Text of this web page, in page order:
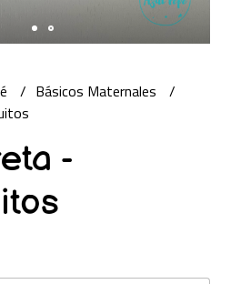
Básicos Maternales
-